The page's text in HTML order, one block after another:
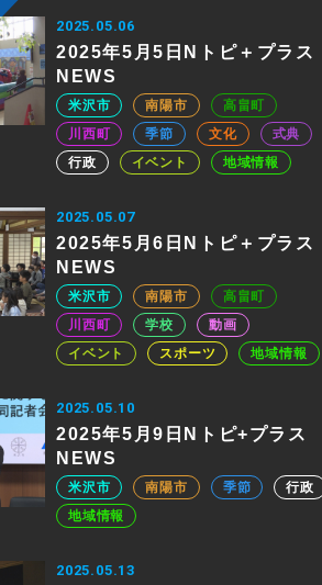
2025.05.06
2025年5月5日Nトピ＋プラス
NEWS
米沢市 南陽市
高畠町
川西町
季節 文化
式典
行政
イベント 地域情報
2025.05.07
2025年5月6日Nトピ＋プラス
NEWS
米沢市 南陽市
高畠町
川西町
学校
動画
イベント
スポーツ 地域情報
2025.05.10
2025年5月9日Nトピ+プラス
NEWS
米沢市 南陽市 季節
行政
地域情報
2025.05.13